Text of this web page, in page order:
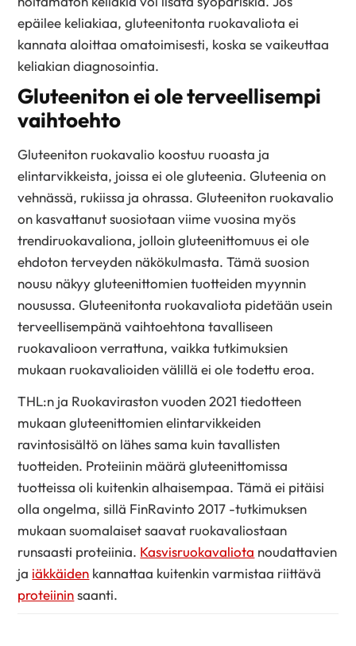
epäilee keliakiaa, gluteenitonta ruokavaliota ei
kannata aloittaa omatoimisesti, koska se vaikeuttaa
keliakian diagnosointia.
Gluteeniton ei ole terveellisempi
vaihtoehto
Gluteeniton ruokavalio koostuu ruoasta ja
elintarvikkeista, joissa ei ole gluteenia. Gluteenia on
vehnässä, rukiissa ja ohrassa. Gluteeniton ruokavalio
on kasvattanut suosiotaan viime vuosina myös
trendiruokavaliona, jolloin gluteenittomuus ei ole
ehdoton terveyden näkökulmasta. Tämä suosion
nousu näkyy gluteenittomien tuotteiden myynnin
nousussa. Gluteenitonta ruokavaliota pidetään usein
terveellisempänä vaihtoehtona tavalliseen
ruokavalioon verrattuna, vaikka tutkimuksien
mukaan ruokavalioiden välillä ei ole todettu eroa.
THL:n ja Ruokaviraston vuoden 2021 tiedotteen
mukaan gluteenittomien elintarvikkeiden
ravintosisältö on lähes sama kuin tavallisten
tuotteiden. Proteiinin määrä gluteenittomissa
tuotteissa oli kuitenkin alhaisempaa. Tämä ei pitäisi
olla ongelma, sillä FinRavinto 2017 -tutkimuksen
mukaan suomalaiset saavat ruokavaliostaan
runsaasti proteiinia. Kasvisruokavaliota noudattavien
ja iäkkäiden kannattaa kuitenkin varmistaa riittävä
proteiininsaanti.